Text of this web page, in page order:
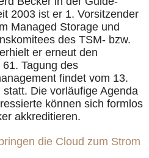
2003 ist er 1. Vorsitzender
Managed Storage und
des TSM- bzw.
er erneut den
Tagung des
findet vom 13.
Die vorläufige Agenda
können sich formlos
akkreditieren.
die Cloud zum Strom